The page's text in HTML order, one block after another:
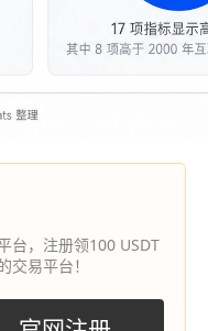
台，注册领100 USDT
交易平台！